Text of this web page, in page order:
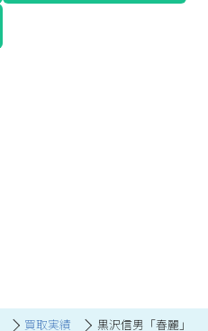
買取実績 黒沢信男「春麗」